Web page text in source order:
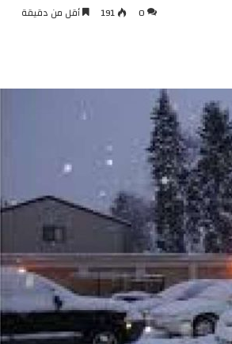
0
191 أقل من دقيقة